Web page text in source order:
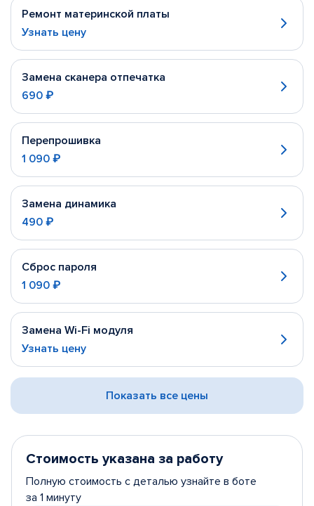
Ремонт материнской платы
Узнать цену
Замена сканера отпечатка
690 ₽
Перепрошивка
1 090 ₽
Замена динамика
490 ₽
Сброс пароля
1 090 ₽
Замена Wi-Fi модуля
Узнать цену
Показать все цены
Стоимость указана за работу
Полную стоимость с деталью узнайте в боте
за 1 минуту